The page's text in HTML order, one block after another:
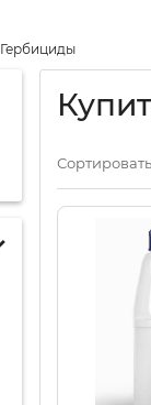
Гербициды